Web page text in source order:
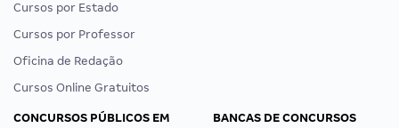
Cursos por Estado
Cursos por Professor
Oficina de Redação
Cursos Online Gratuitos
CONCURSOS PÚBLICOS EM
BANCAS DE CONCURSOS